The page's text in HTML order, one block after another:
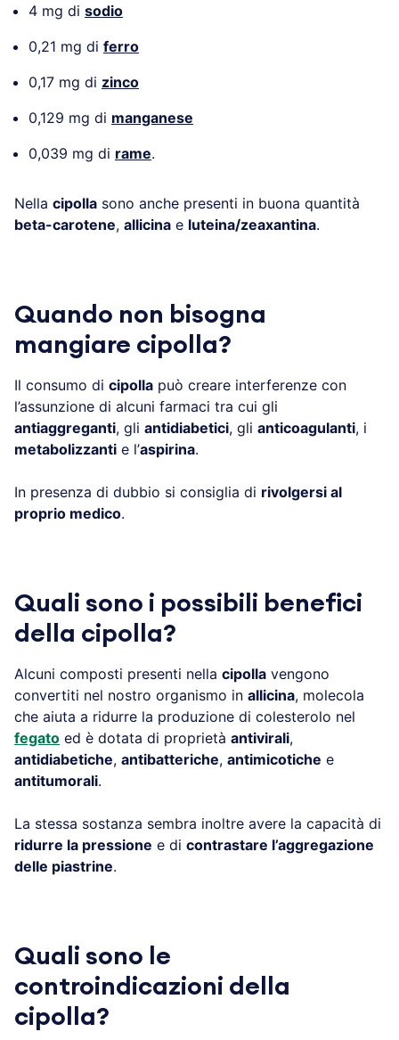
4 mg di sodio
0,21 mg di ferro
0,17 mg di zinco
0,129 mg di manganese
0,039 mg di rame.
Nella cipolla sono anche presenti in buona quantità
beta-carotene, allicina e luteina/zeaxantina.
Quando non bisogna
mangiare cipolla?
Il consumo di cipolla può creare interferenze con
l’assunzione di alcuni farmaci tra cui gli
antiaggreganti, gli antidiabetici, gli anticoagulanti, i
metabolizzanti e l’aspirina.
In presenza di dubbio si consiglia di rivolgersi al
proprio medico.
Quali sono i possibili benefici
della cipolla?
Alcuni composti presenti nella cipolla vengono
convertiti nel nostro organismo in allicina, molecola
che aiuta a ridurre la produzione di colesterolo nel
fegato ed è dotata di proprietà antivirali,
antidiabetiche, antibatteriche, antimicotiche e
antitumorali.
La stessa sostanza sembra inoltre avere la capacità di
ridurre la pressione e di contrastare l’aggregazione
delle piastrine.
Quali sono le
controindicazioni della
cipolla?